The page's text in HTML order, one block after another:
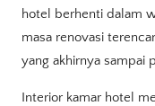
hotel berhenti dalam
masa renovasi
yang akhirnya sampai
Interior kamar hotel